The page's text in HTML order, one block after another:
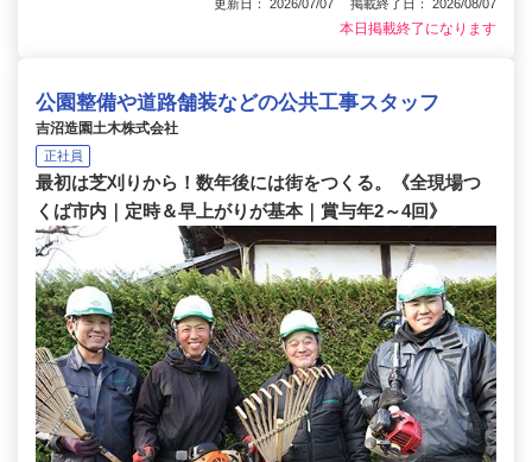
更新日： 2026/07/07 掲載終了日： 2026/08/07
本日掲載終了になります
公園整備や道路舗装などの公共工事スタッフ
吉沼造園土木株式会社
正社員
最初は芝刈りから！数年後には街をつくる。《全現場つ
くば市内｜定時＆早上がりが基本｜賞与年2～4回》